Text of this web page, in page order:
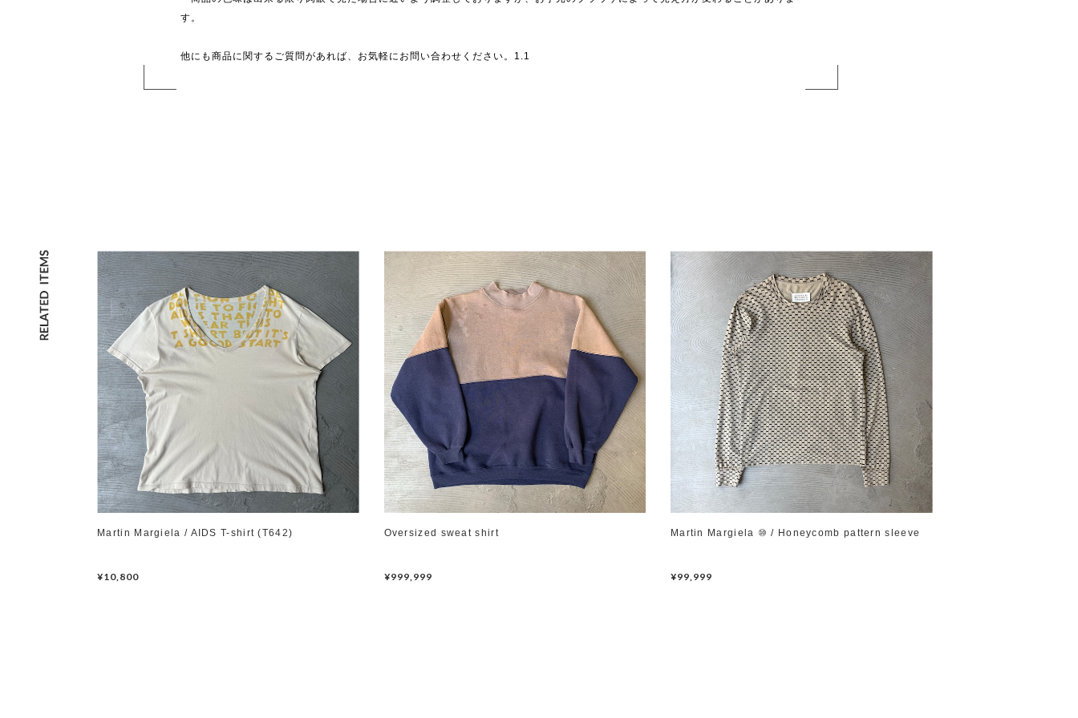
す。
他にも商品に関するご質問があれば、お気軽にお問い合わせください。1.1
Martin Margiela / AIDS T-shirt (T642)
¥10,800
Oversized sweat shirt
¥999,999
Martin Margiela ⑩ / Honeycomb pattern sleeve
¥99,999